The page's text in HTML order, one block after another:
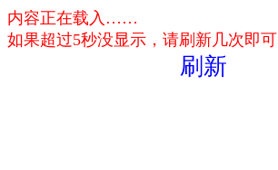
内容正在载入……
如果超过5秒没显示，请刷新几次即可
刷新